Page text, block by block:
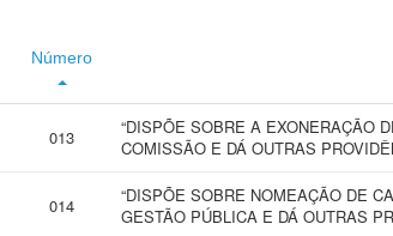
Número
013
“DISPÕE SOBRE A EXONERAÇÃO
COMISSÃO E DÁ OUTRAS
014
“DISPÕE SOBRE NOMEAÇÃO DE
GESTÃO PÚBLICA E DÁ OUTRAS